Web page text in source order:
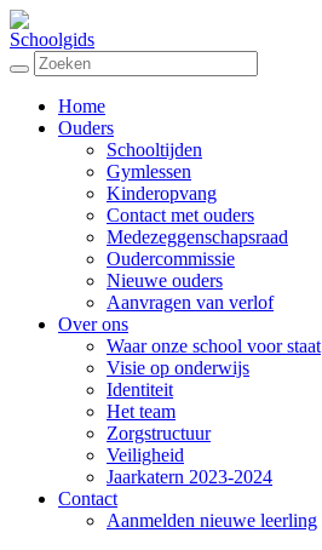
Schoolgids
Home
Ouders
Schooltijden
Gymlessen
Kinderopvang
Contact met ouders
Medezeggenschapsraad
Oudercommissie
Nieuwe ouders
Aanvragen van verlof
Over ons
Waar onze school voor staat
Visie op onderwijs
Identiteit
Het team
Zorgstructuur
Veiligheid
Jaarkatern 2023-2024
Contact
Aanmelden nieuwe leerling